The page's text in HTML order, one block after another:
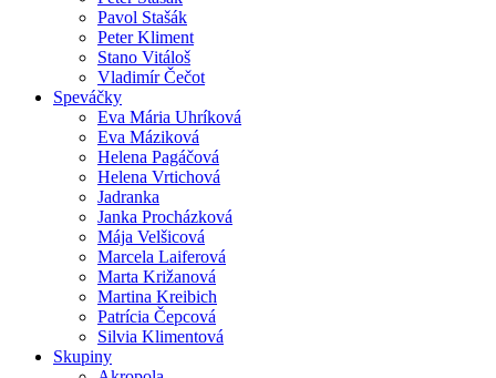
Pavol Stašák
Peter Kliment
Stano Vitáloš
Vladimír Čečot
Speváčky
Eva Mária Uhríková
Eva Máziková
Helena Pagáčová
Helena Vrtichová
Jadranka
Janka Procházková
Mája Velšicová
Marcela Laiferová
Marta Križanová
Martina Kreibich
Patrícia Čepcová
Silvia Klimentová
Skupiny